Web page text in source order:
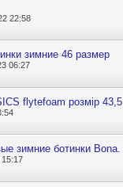
22:58
зимние 46 размер
06:27
flytefoam розмір 43,5
зимние ботинки Bona.
15:17